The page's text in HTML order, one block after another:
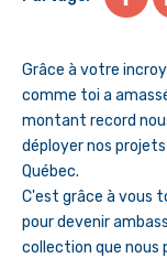
Grâce à votre
comme toi a
montant record
déployer nos
Québec.
C'est grâce à vous
pour devenir
collection que nous